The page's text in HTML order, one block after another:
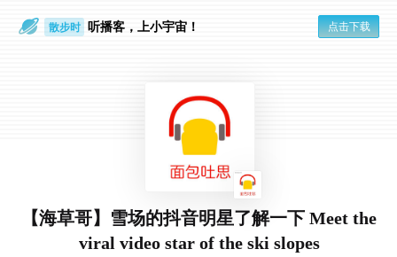
散步时 听播客，上小宇宙！ 点击下载
【海草哥】雪场的抖音明星了解一下 Meet the
viral video star of the ski slopes